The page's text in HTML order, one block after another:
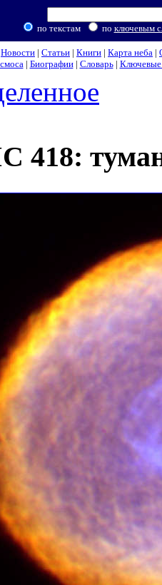
по текстам по ключевым
Новости | Статьи | Книги | Карта неба |
| Биографии| Словарь| Ключевые
418: